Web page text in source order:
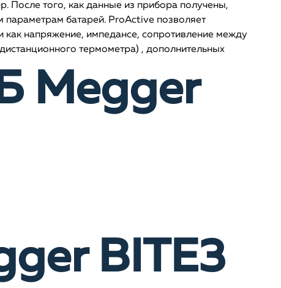
После того, как данные из прибора получены,
параметрам батарей. ProActive позволяет
напряжение, импедансе, сопротивление между
термометра) , дополнительных
Megger
BITE3